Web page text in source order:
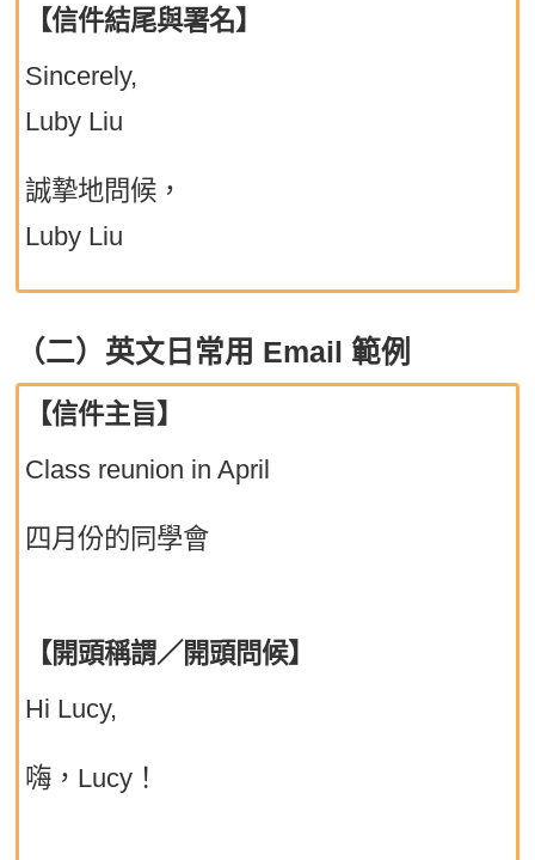
【信件結尾與署名】
Sincerely,
Luby Liu
誠摯地問候，
Luby Liu
（二）英文日常用 Email 範例
【信件主旨】
Class reunion in April
四月份的同學會
【開頭稱謂／開頭問候】
Hi Lucy,
嗨，Lucy！